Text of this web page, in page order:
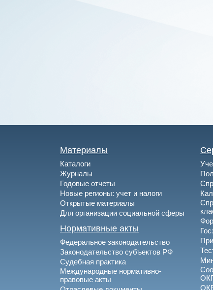
Материалы
Каталоги
Журналы
Годовые отчеты
Новые регионы: учет и налоги
Открытые материалы
Для организации социальной сферы
Нормативные акты
Федеральное законодательство
Законодательство субъектов РФ
Судебная практика
Международные нормативно-
правовые акты